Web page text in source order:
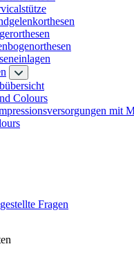
Colours
mit
Fragen